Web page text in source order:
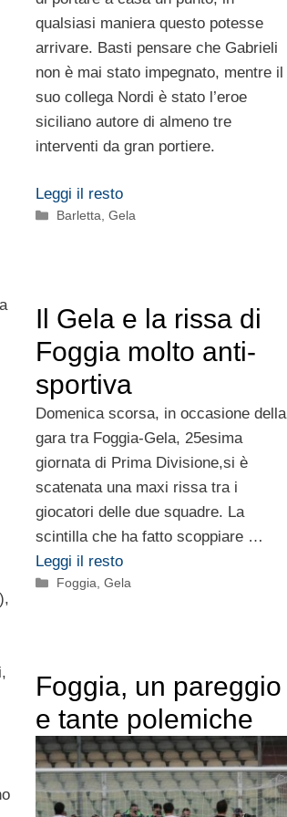
qualsiasi maniera questo potesse
arrivare. Basti pensare che Gabrieli
non è mai stato impegnato, mentre il
suo collega Nordi è stato l’eroe
siciliano autore di almeno tre
interventi da gran portiere.
Leggi il resto
Categorie
Barletta,Gela
Il Gela e la rissa di
Foggia molto anti-
sportiva
Domenica scorsa, in occasione della
gara tra Foggia-Gela, 25esima
giornata di Prima Divisione,si è
scatenata una maxi rissa tra i
giocatori delle due squadre. La
scintilla che ha fatto scoppiare …
Leggi il resto
Categorie
Foggia,Gela
Foggia, un pareggio
e tante polemiche